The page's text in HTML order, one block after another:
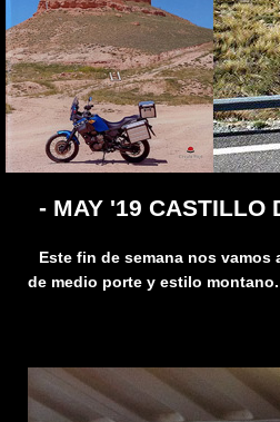
- MAY '19 CASTILLO
Este fin de semana nos
de medio porte y estilo